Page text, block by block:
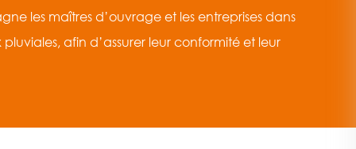
les maîtres d’ouvrage et les entreprises dans
afin d’assurer leur conformité et leur